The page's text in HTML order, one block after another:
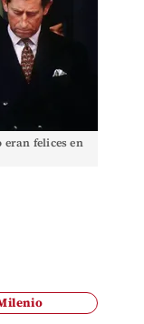
felices en